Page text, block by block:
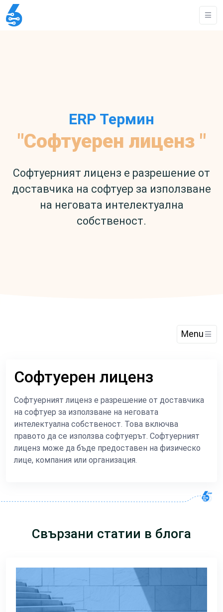
ERP Термин
"Софтуерен лиценз "
Софтуерният лиценз е разрешение от
доставчика на софтуер за използване
на неговата интелектуална
собственост.
Menu
Софтуерен лиценз
Софтуерният лиценз е разрешение от доставчика
на софтуер за използване на неговата
интелектуална собственост. Това включва
правото да се използва софтуерът. Софтуерният
лиценз може да бъде предоставен на физическо
лице, компания или организация.
Свързани статии в блога